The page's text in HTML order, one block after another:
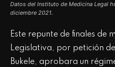
Datos del Instituto de Medicina Legal
diciembre 2021.
Este repunte de finales de
Legislativa, por petición
Bukele, aprobara un